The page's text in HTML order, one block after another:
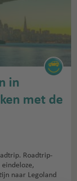
in
met de
Roadtrip-
naar Legoland